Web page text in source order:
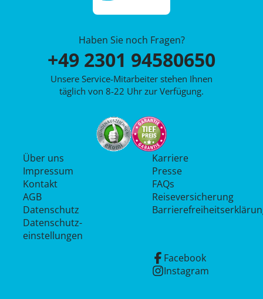
Haben Sie noch Fragen?
+49 2301 94580650
Unsere Service-Mitarbeiter stehen Ihnen
täglich von 8-22 Uhr zur Verfügung.
Über uns
Impressum
Kontakt
AGB
Datenschutz
Datenschutz­
einstellungen
Karriere
Presse
FAQs
Reiseversicherung
Facebook
Instagram